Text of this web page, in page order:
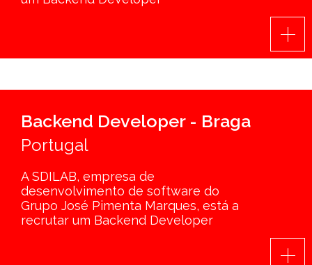
Backend Developer - Braga
Portugal
A SDILAB, empresa de
desenvolvimento de software do
Grupo José Pimenta Marques, está a
recrutar um Backend Developer